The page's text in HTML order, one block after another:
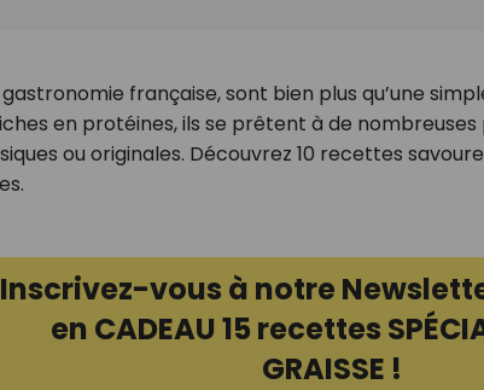
française, sont bien plus qu’une
en protéines, ils se prêtent à de
ou originales. Découvrez 10 recettes
Inscrivez-vous à notre
en CADEAU 15 recettes
GRAISSE !